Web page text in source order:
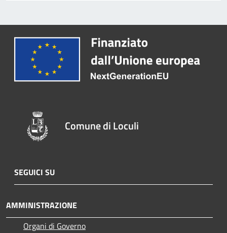
Comune di Loculi
SEGUICI SU
AMMINISTRAZIONE
Organi di Governo